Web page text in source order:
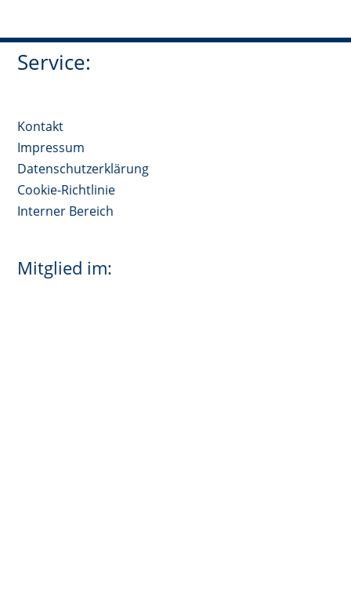
Service:
Kontakt
Impressum
Datenschutzerklärung
Cookie-Richtlinie
Interner Bereich
Mitglied im: